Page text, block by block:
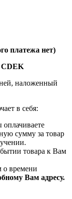
платежа нет)
CDEK
наложенный
в себя:
сумму за товар
товара к Вам
о времени
Вам адресу.